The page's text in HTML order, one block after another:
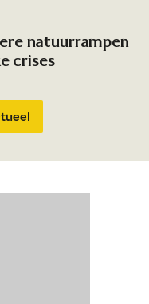
natuurrampen
crises